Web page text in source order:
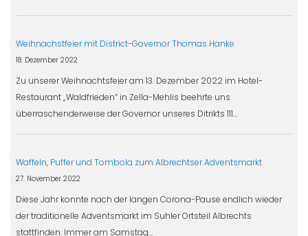
Weihnachstfeier mit District-Governor Thomas Hanke
18. Dezember 2022
Zu unserer Weihnachtsfeier am 13. Dezember 2022 im Hotel-
Restaurant „Waldfrieden“ in Zella-Mehlis beehrte uns
überraschenderweise der Governor unseres Ditrikts 111…
Waffeln, Puffer und Tombola zum Albrechtser Adventsmarkt
27. November 2022
Diese Jahr konnte nach der langen Corona-Pause endlich wieder
der traditionelle Adventsmarkt im Suhler Ortsteil Albrechts
stattfinden. Immer am Samstag…